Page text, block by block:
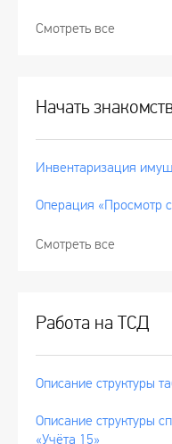
Смотреть все
Начать
Инвентаризация
Операция «Просмотр
Смотреть все
Работа на ТСД
Описание структуры
Описание структуры
«Учёта 15»